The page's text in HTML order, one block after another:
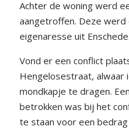
Achter de woning werd
aangetroffen. Deze werd
eigenaresse uit Enschede.
Vond er een conflict
Hengelosestraat, alwaar
mondkapje te dragen.
betrokken was bij het
te staan voor een